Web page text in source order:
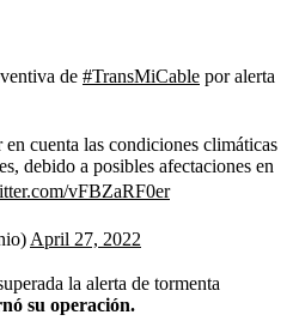
de #TransMiCable por alerta
cuenta las condiciones climáticas
debido a posibles afectaciones en
vFBZaRF0er
April 27, 2022
la alerta de tormenta
su operación.